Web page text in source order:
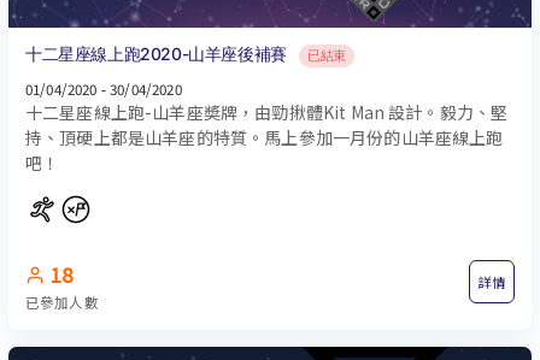
十二星座線上跑2020-山羊座後補賽 已結束
01/04/2020 - 30/04/2020
十二星座線上跑-山羊座奬牌，由勁揪體Kit Man 設計。毅力、堅
持、頂硬上都是山羊座的特質。馬上參加一月份的山羊座線上跑
吧！
18
已參加人數
詳情